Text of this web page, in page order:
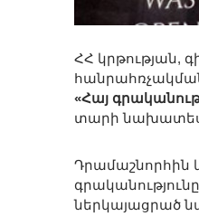
ՀՀ կրթության,
հանրահռչակման
«Հայ
տարի
Դրամաշնորհին
ներկայացրած